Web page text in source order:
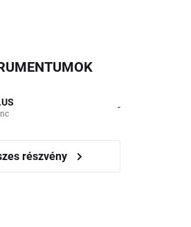
-
részvény